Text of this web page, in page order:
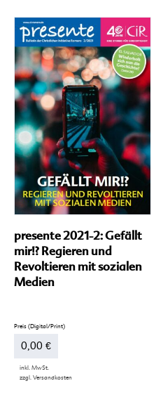
mehrere
Varianten
auf.
Die
Optionen
können
auf
der
Produktseite
gewählt
werden
presente 2021-2: Gefällt
mir!? Regieren und
Revoltieren mit sozialen
Medien
0,00 €
inkl. MwSt.
zzgl. Versandkosten